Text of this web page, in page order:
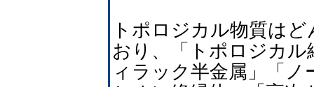
トポロジカル物質は
おり、「トポロジカ
ィラック半金属」「